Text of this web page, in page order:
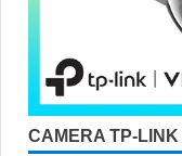
CAMERA TP-